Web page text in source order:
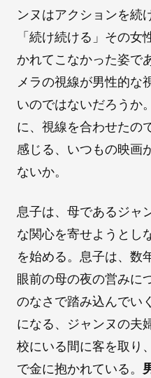
ンヌはアクションを続
「続け続ける」その
かれてこなかった姿で
メラの視線が男性的な
いのではないだろうか
に、視線を合わせたの
感じる、いつもの映画
ないか。
息子は、母であるジャ
な関心を寄せようとし
を始める。息子は、数
眼前の母の夜の営みに
のなさで踏み込んでい
になる、ジャンヌの夫
校にいる間に客を取り
で金に抱かれている。